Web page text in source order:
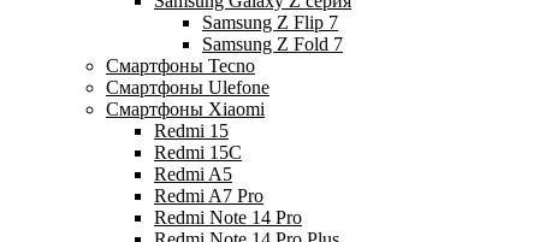
Samsung Z Flip 7
Samsung Z Fold 7
Смартфоны Tecno
Смартфоны Ulefone
Смартфоны Xiaomi
Redmi 15
Redmi 15C
Redmi A5
Redmi A7 Pro
Redmi Note 14 Pro